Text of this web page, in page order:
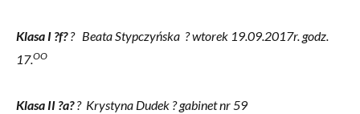
Klasa I ?f?? Beata Stypczyńska ? wtorek 19.09.2017r. godz.
17.OO
Klasa II ?a?? Krystyna Dudek ? gabinet nr 59